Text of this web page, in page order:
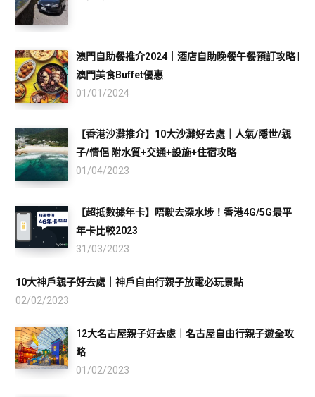
澳門自助餐推介2024｜酒店自助晚餐午餐預訂攻略 |
澳門美食Buffet優惠
01/01/2024
【香港沙灘推介】10大沙灘好去處｜人氣/隱世/親
子/情侶 附水質+交通+設施+住宿攻略
01/04/2023
【超抵數據年卡】唔駛去深水埗！香港4G/5G最平
年卡比較2023
31/03/2023
10大神戶親子好去處｜神戶自由行親子放電必玩景點
02/02/2023
12大名古屋親子好去處｜名古屋自由行親子遊全攻
略
01/02/2023